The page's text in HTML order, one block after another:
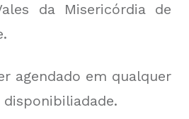
da Misericórdia de
agendado em qualquer